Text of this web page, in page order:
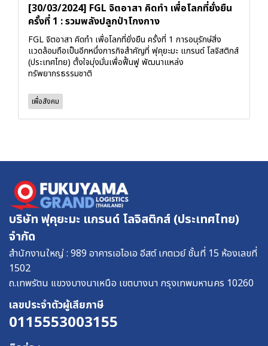
[30/03/2024] FGL จิตอาสา คิดทำ เพื่อโลกที่ยั่งยืน
ครั้งที่ 1 : รวมพลังปลูกป่าโกงกาง
FGL จิตอาสา คิดทำ เพื่อโลกที่ยั่งยืน ครั้งที่ 1 การอนุรักษ์สิ่ง
แวดล้อมถือเป็นอีกหนึ่งภารกิจสำคัญที่ ฟุคุยะมะ แกรนด์ โลจิสติกส์
(ประเทศไทย) ตั้งใจมุ่งมั่นเพื่อฟื้นฟู พัฒนาแหล่ง
ทรัพยากรธรรมชาติ
เพื่อสังคม
บริษัท ฟุคุยะมะ แกรนด์ โลจิสติกส์ (ประเทศไทย)
จำกัด
สำนักงานใหญ่ : 989 อาคารเอไอเอ อีสต์ เกตเวย์ ชั้นที่ 15 ห้องเลขที่
1502
ถ.เทพรัตน แขวงบางนาเหนือ เขตบางนา กรุงเทพมหานคร 10260
เลขประจําตัวผู้เสียภาษี
0115553003155